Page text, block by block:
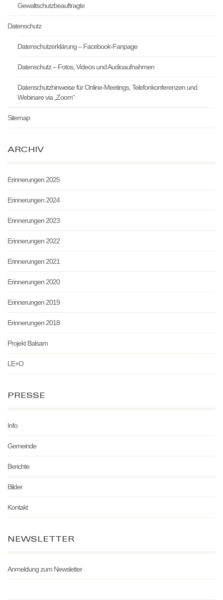
Gewaltschutzbeauftragte
Datenschutz
Datenschutzerklärung – Facebook-Fanpage
Datenschutz – Fotos, Videos und Audioaufnahmen
Datenschutzhinweise für Online-Meetings, Telefonkonferenzen und
Webinare via „Zoom“
Sitemap
ARCHIV
Erinnerungen 2025
Erinnerungen 2024
Erinnerungen 2023
Erinnerungen 2022
Erinnerungen 2021
Erinnerungen 2020
Erinnerungen 2019
Erinnerungen 2018
Projekt Balsam
LE+O
PRESSE
Info
Gemeinde
Berichte
Bilder
Kontakt
NEWSLETTER
Anmeldung zum Newsletter